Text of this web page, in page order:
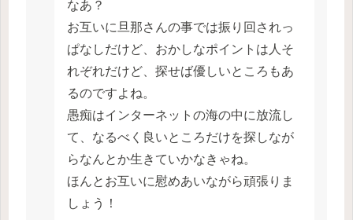
なあ？
お互いに旦那さんの事では振り回されっ
ぱなしだけど、おかしなポイントは人そ
れぞれだけど、探せば優しいところもあ
るのですよね。
愚痴はインターネットの海の中に放流し
て、なるべく良いところだけを探しなが
らなんとか生きていかなきゃね。
ほんとお互いに慰めあいながら頑張りま
しょう！